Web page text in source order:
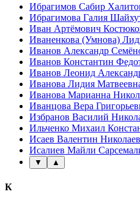
Ибрагимов Сабир
Ибрагимова Галия
Иван Артёмович
Иваненкова (Умнова)
Иванов Александр
Иванов Константин
Иванов Леонид
Иванова Лидия
Иванова Марианна
Иванцова Вера
Избранов Василий
Ильченко Михаил
Исаев Валентин
Исалиев Майли
▼ ▲
К